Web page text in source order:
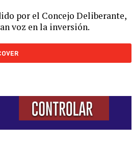
por el Concejo Deliberante,
voz en la inversión.